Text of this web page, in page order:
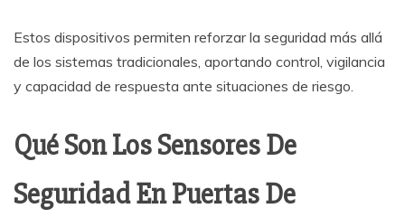
Estos dispositivos permiten reforzar la seguridad más allá
de los sistemas tradicionales, aportando control, vigilancia
y capacidad de respuesta ante situaciones de riesgo.
Qué Son Los Sensores De
Seguridad En Puertas De